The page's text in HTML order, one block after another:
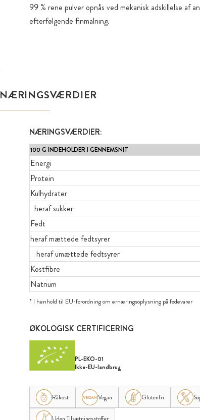
99 % rene pulver opnås ved mekanisk adskillelse
efterfølgende finmalning.
NÆRINGSVÆRDIER
NÆRINGSVÆRDIER:
100 G INDEHOLDER I GENNEMSNIT
Energi
Protein
Kulhydrater
heraf sukker
Fedt
heraf mættede fedtsyrer
heraf umættede fedtsyrer
Kostfibre
Natrium
* I henhold til EU-forordning om ernæringsoplysning på fødevarer
ØKOLOGISK CERTIFICERING
PL-EKO-01
Ikke-EU-landbrug
Råkost Vegan Glutenfri